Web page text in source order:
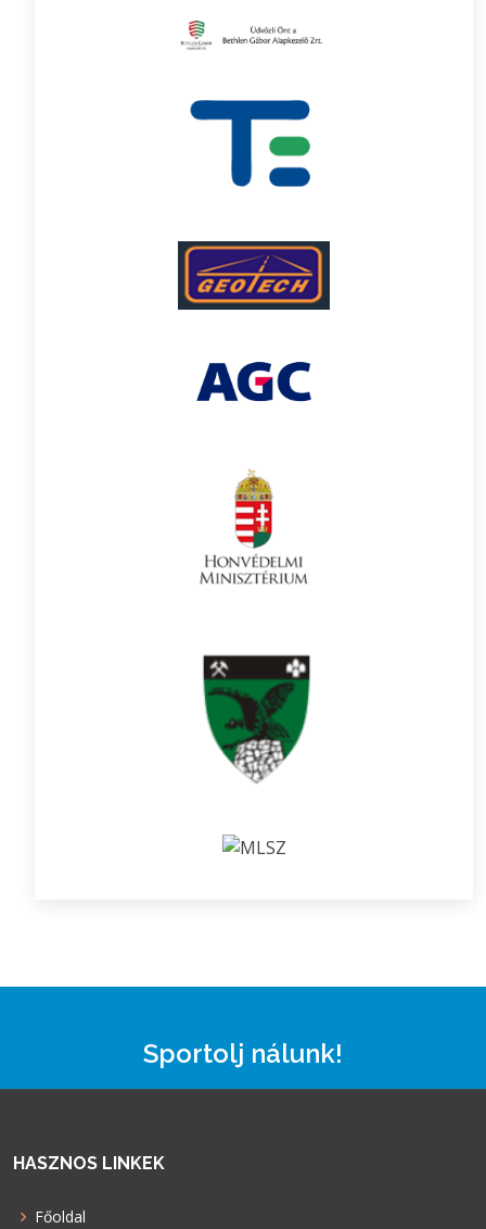
Sportolj nálunk!
HASZNOS LINKEK
Főoldal